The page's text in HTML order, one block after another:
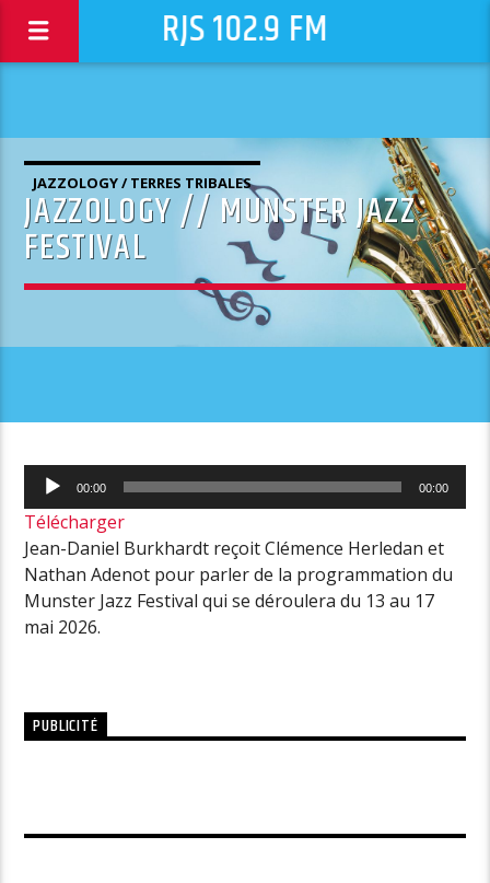
RJS 102.9 FM
JAZZOLOGY / TERRES TRIBALES
JAZZOLOGY // MUNSTER JAZZ
FESTIVAL
Lecteur
audio
00:00 00:00
Télécharger
Jean-Daniel Burkhardt reçoit Clémence Herledan et
Nathan Adenot pour parler de la programmation du
Munster Jazz Festival qui se déroulera du 13 au 17
mai 2026.
PUBLICITÉ